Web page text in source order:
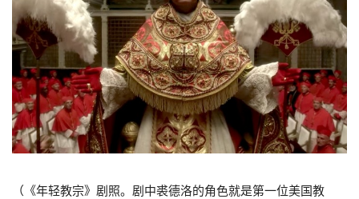
（《年轻教宗》剧照。剧中裘德洛的角色就是第一位美国教